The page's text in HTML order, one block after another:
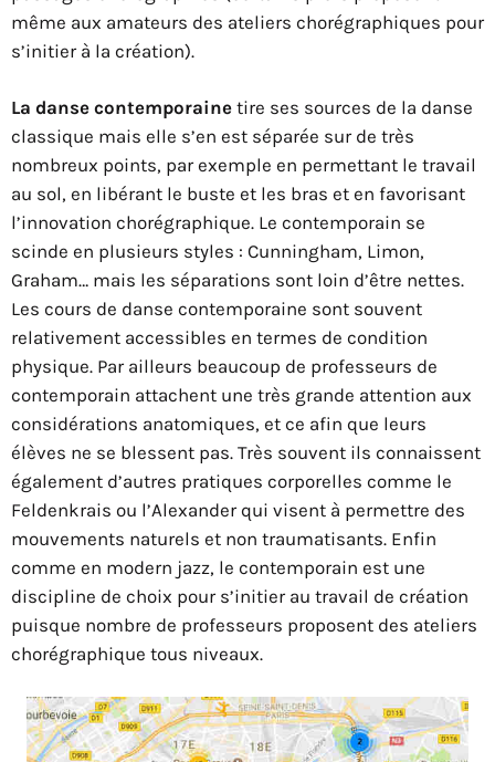
même aux amateurs des ateliers chorégraphiques pour
s’initier à la création).
La danse contemporaine tire ses sources de la danse
classique mais elle s’en est séparée sur de très
nombreux points, par exemple en permettant le travail
au sol, en libérant le buste et les bras et en favorisant
l’innovation chorégraphique. Le contemporain se
scinde en plusieurs styles : Cunningham, Limon,
Graham… mais les séparations sont loin d’être nettes.
Les cours de danse contemporaine sont souvent
relativement accessibles en termes de condition
physique. Par ailleurs beaucoup de professeurs de
contemporain attachent une très grande attention aux
considérations anatomiques, et ce afin que leurs
élèves ne se blessent pas. Très souvent ils connaissent
également d’autres pratiques corporelles comme le
Feldenkrais ou l’Alexander qui visent à permettre des
mouvements naturels et non traumatisants. Enfin
comme en modern jazz, le contemporain est une
discipline de choix pour s’initier au travail de création
puisque nombre de professeurs proposent des ateliers
chorégraphique tous niveaux.